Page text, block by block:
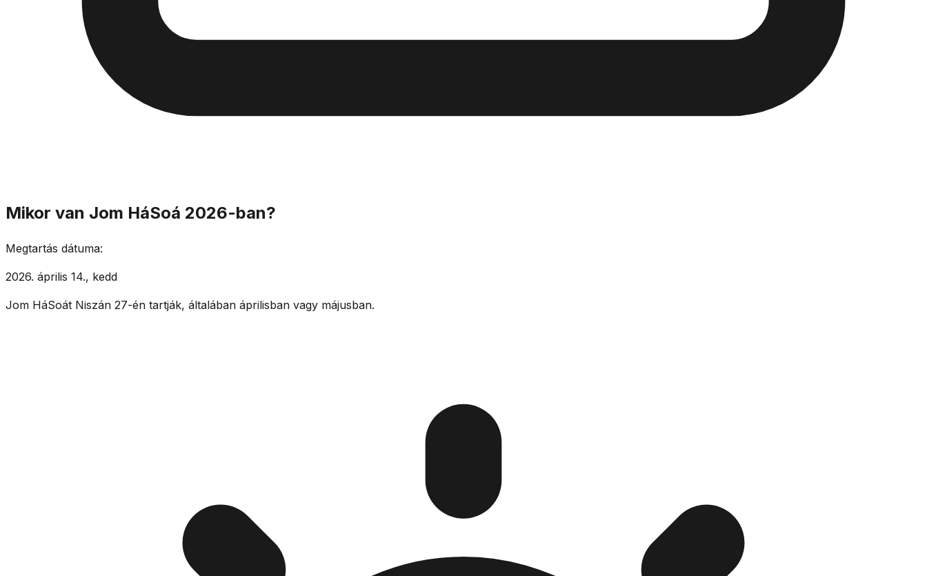
Mikor van Jom HáSoá 2026-ban?
Megtartás dátuma:
2026. április 14., kedd
Jom HáSoát Niszán 27-én tartják, általában áprilisban vagy májusban.